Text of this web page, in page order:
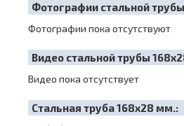
Фотографии стальной
Фотографии пока отсутствуют
Видео стальной трубы
Видео пока отсутствует
Cтальная труба 168х28 мм.: